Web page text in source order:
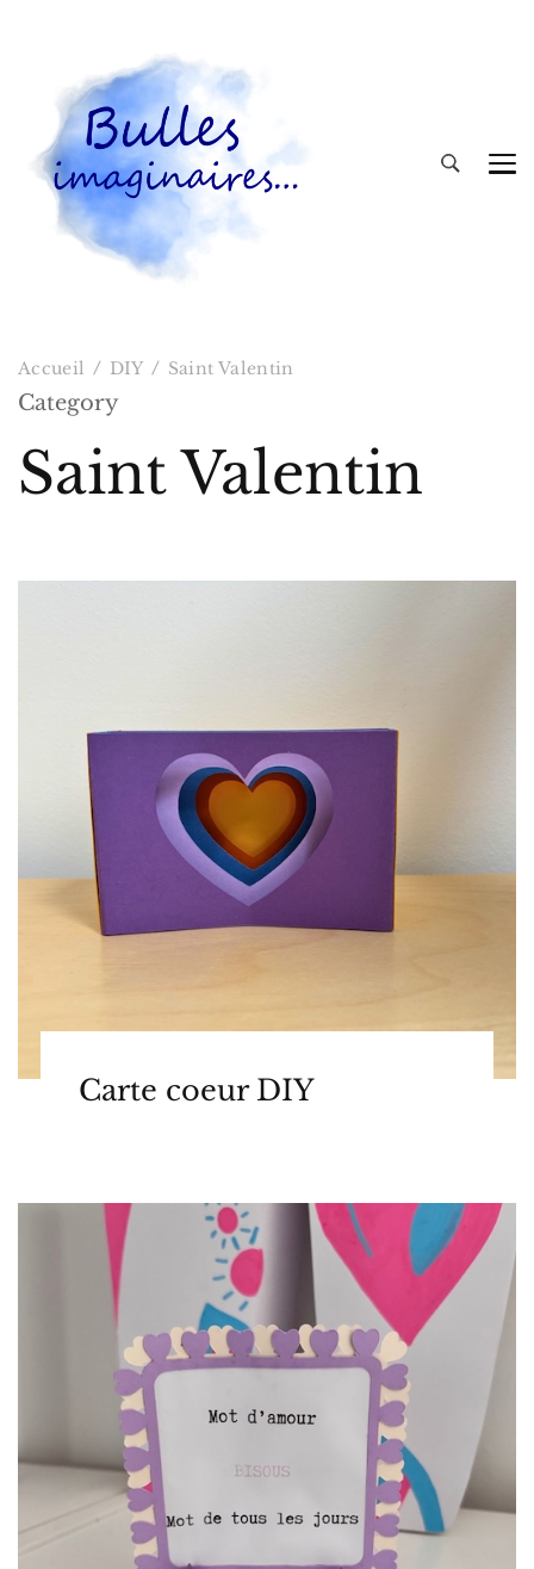
Accueil DIY Saint Valentin
Category
Saint Valentin
Carte coeur DIY